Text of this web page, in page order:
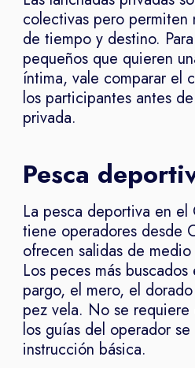
colectivas pero permiten
de tiempo y destino.
pequeños que quieren
íntima, vale comparar el
los participantes antes
privada.
Pesca
La pesca deportiva en
tiene operadores desde
ofrecen salidas de
Los peces más
pargo, el mero, el
pez vela. No se
los guías del operador
instrucción básica.